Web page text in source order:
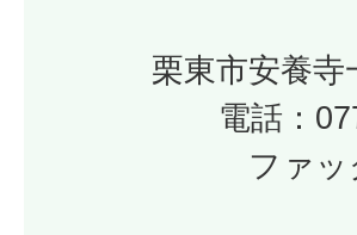
栗東市安養寺
電話：
ファッ